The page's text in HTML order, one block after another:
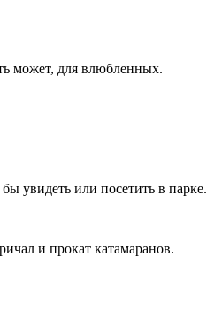
может, для влюбленных.
увидеть или посетить в парке.
и прокат катамаранов.